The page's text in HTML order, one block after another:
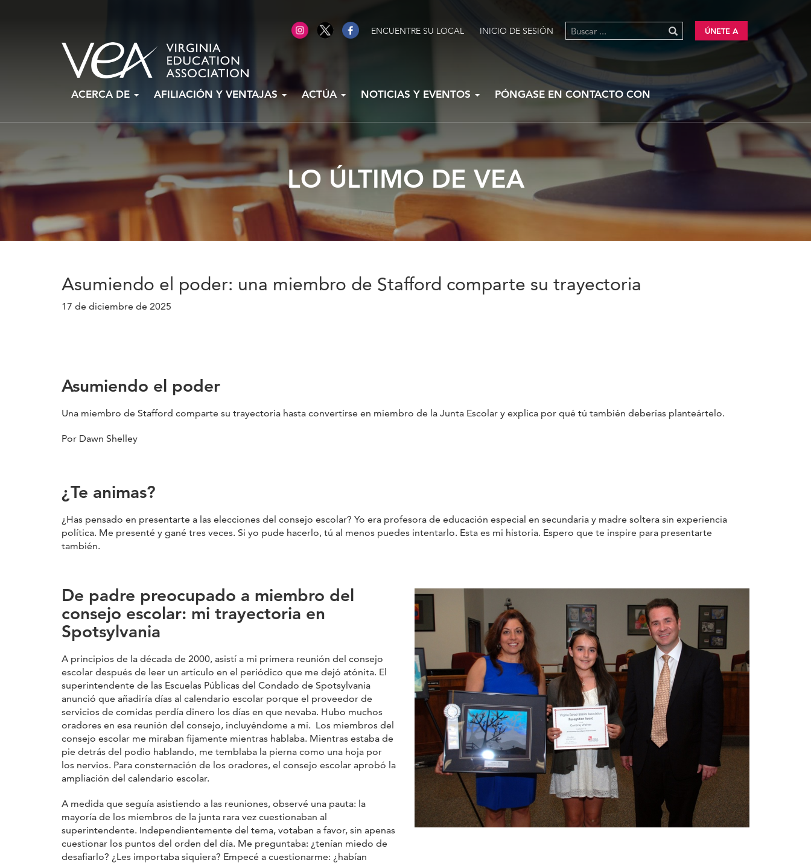
ENCUENTRE SU LOCAL INICIO DE SESIÓN ÚNETE A
ACERCA DE AFILIACIÓN Y VENTAJAS ACTÚA NOTICIAS Y EVENTOS PÓNGASE EN CONTACTO CON
LO ÚLTIMO DE VEA
Asumiendo el poder: una miembro de Stafford comparte su trayectoria
17 de diciembre de 2025
Asumiendo el poder
Una miembro de Stafford comparte su trayectoria hasta convertirse en miembro de la Junta Escolar y explica por qué tú también deberías planteártelo.
Por Dawn Shelley
¿Te animas?
¿Has pensado en presentarte a las elecciones del consejo escolar? Yo era profesora de educación especial en secundaria y madre soltera sin experiencia
política. Me presenté y gané tres veces. Si yo pude hacerlo, tú al menos puedes intentarlo. Esta es mi historia. Espero que te inspire para presentarte
también.
De padre preocupado a miembro del
consejo escolar: mi trayectoria en
Spotsylvania
A principios de la década de 2000, asistí a mi primera reunión del consejo
escolar después de leer un artículo en el periódico que me dejó atónita. El
superintendente de las Escuelas Públicas del Condado de Spotsylvania
anunció que añadiría días al calendario escolar porque el proveedor de
servicios de comidas perdía dinero los días en que nevaba. Hubo muchos
oradores en esa reunión del consejo, incluyéndome a mí. Los miembros del
consejo escolar me miraban fijamente mientras hablaba. Mientras estaba de
pie detrás del podio hablando, me temblaba la pierna como una hoja por
los nervios. Para consternación de los oradores, el consejo escolar aprobó la
ampliación del calendario escolar.
A medida que seguía asistiendo a las reuniones, observé una pauta: la
mayoría de los miembros de la junta rara vez cuestionaban al
superintendente. Independientemente del tema, votaban a favor, sin apenas
cuestionar los puntos del orden del día. Me preguntaba: ¿tenían miedo de
desafiarlo? ¿Les importaba siquiera? Empecé a cuestionarme: ¿habían